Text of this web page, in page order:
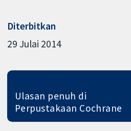
Diterbitkan
29 Julai 2014
Ulasan penuh di
Perpustakaan Cochrane